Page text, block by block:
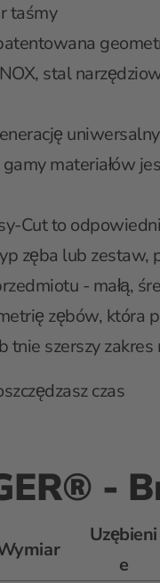
taśmy
stal
materiałów
Cut to
zęba lub
- małą,
zębów, która
tnie szerszy
czas
-
Uzębieni
e